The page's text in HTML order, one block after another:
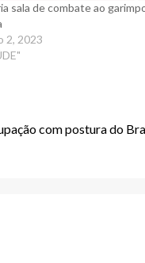
sala de combate ao
2, 2023
com postura do